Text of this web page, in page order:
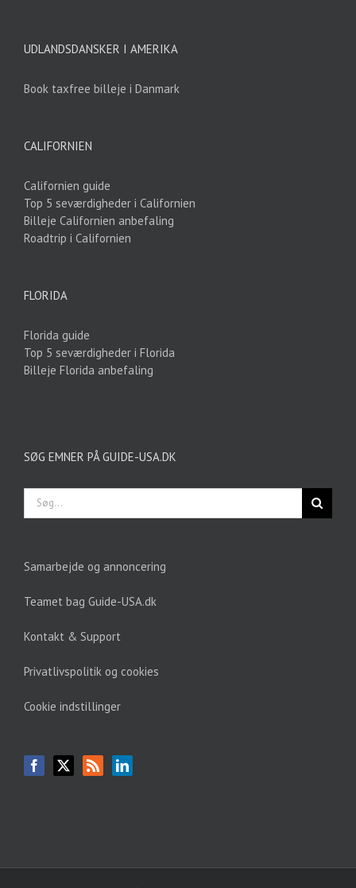
UDLANDSDANSKER I AMERIKA
Book taxfree billeje i Danmark
CALIFORNIEN
Californien guide
Top 5 seværdigheder i Californien
Billeje Californien anbefaling
Roadtrip i Californien
FLORIDA
Florida guide
Top 5 seværdigheder i Florida
Billeje Florida anbefaling
SØG EMNER PÅ GUIDE-USA.DK
Søg
efter:
Samarbejde og annoncering
Teamet bag Guide-USA.dk
Kontakt & Support
Privatlivspolitik og cookies
Cookie indstillinger